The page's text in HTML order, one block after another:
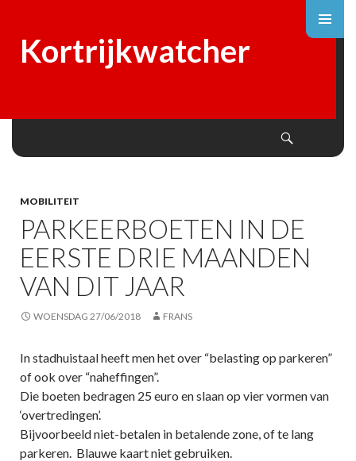
Kortrijkwatcher
MOBILITEIT
PARKEERBOETEN IN DE
EERSTE DRIE MAANDEN
VAN DIT JAAR
WOENSDAG 27/06/2018 FRANS
In stadhuistaal heeft men het over “belasting op parkeren”
of ook over “naheffingen”.
Die boeten bedragen 25 euro en slaan op vier vormen van
‘overtredingen’.
Bijvoorbeeld niet-betalen in betalende zone, of te lang
parkeren. Blauwe kaart niet gebruiken.